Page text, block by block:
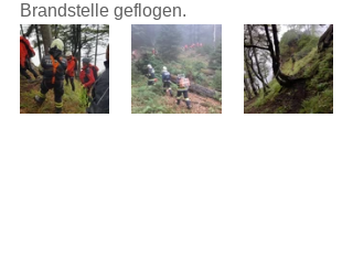
Brandstelle geflogen.